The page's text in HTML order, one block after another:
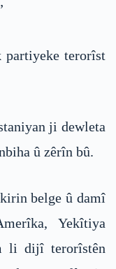
partiyeke terorîst
ji dewleta
û zêrîn bû.
belge û damî
Yekîtiya
li dijî terorîstên